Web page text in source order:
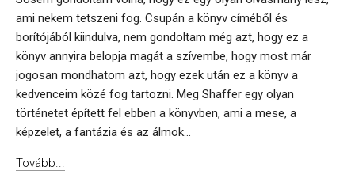
ami nekem tetszeni fog. Csupán a könyv címéből és
borítójából kiindulva, nem gondoltam még azt, hogy ez a
könyv annyira belopja magát a szívembe, hogy most már
jogosan mondhatom azt, hogy ezek után ez a könyv a
kedvenceim közé fog tartozni. Meg Shaffer egy olyan
történetet épített fel ebben a könyvben, ami a mese, a
képzelet, a fantázia és az álmok...
Tovább...